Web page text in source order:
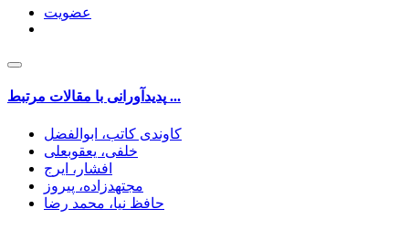
عضویت
پدیدآورانی با مقالات مرتبط ...
کاوندی کاتب، ابوالفضل
خلفی، یعقوبعلی
افشار، ایرج
مجتهدزاده، پیروز
حافظ نیا، محمد رضا